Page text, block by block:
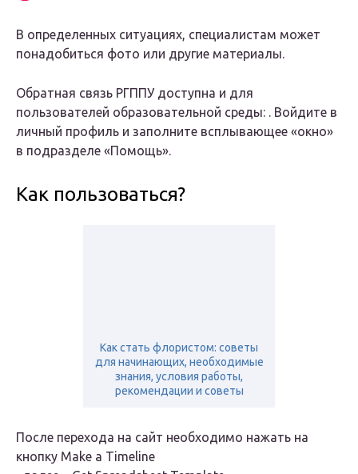
В определенных ситуациях, специалистам может
понадобиться фото или другие материалы.
Обратная связь РГППУ доступна и для
пользователей образовательной среды: . Войдите в
личный профиль и заполните всплывающее «окно»
в подразделе «Помощь».
Как пользоваться?
Как стать флористом: советы
для начинающих, необходимые
знания, условия работы,
рекомендации и советы
После перехода на сайт необходимо нажать на
кнопку Make a Timeline